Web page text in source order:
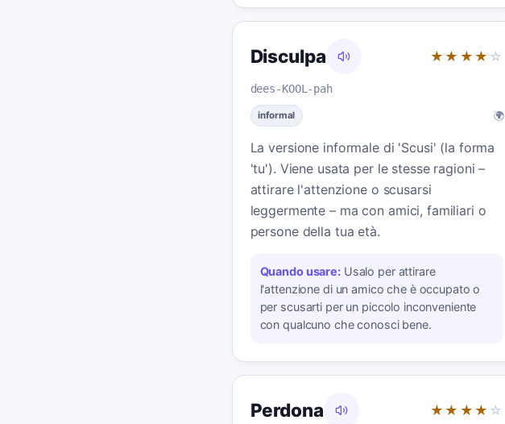
Disculpa ★★★★ ☆
dees-KOOL-pah
informal 🌍
La versione informale di 'Scusi' (la forma
'tu'). Viene usata per le stesse ragioni –
attirare l'attenzione o scusarsi
leggermente – ma con amici, familiari o
persone della tua età.
Quando usare: Usalo per attirare
l'attenzione di un amico che è occupato o
per scusarti per un piccolo inconveniente
con qualcuno che conosci bene.
Perdona ★★★★ ☆